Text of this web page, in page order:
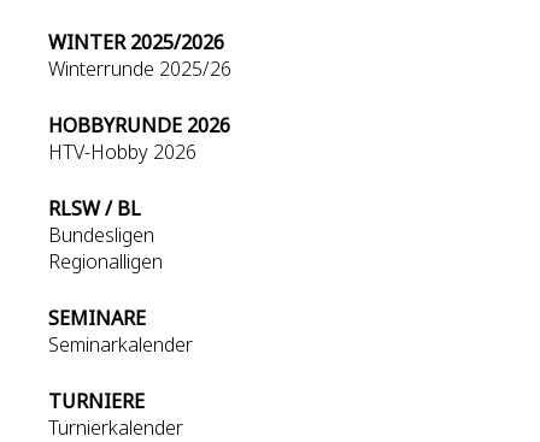
WINTER 2025/2026
Winterrunde 2025/26
HOBBYRUNDE 2026
HTV-Hobby 2026
RLSW / BL
Bundesligen
Regionalligen
SEMINARE
Seminarkalender
TURNIERE
Turnierkalender